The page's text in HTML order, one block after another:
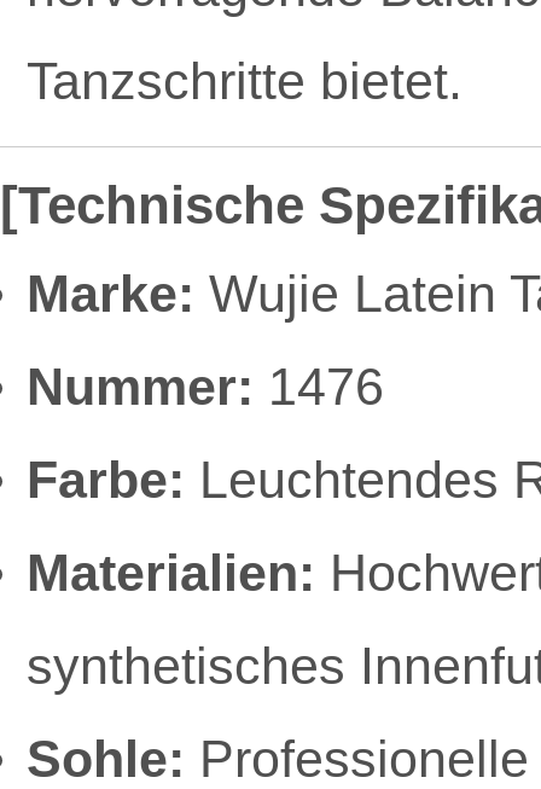
Tanzschritte bietet.
[Technische
Marke: Wujie Latein
Nummer: 1476
Farbe: Leuchtendes
Materialien:
synthetisches
Sohle: